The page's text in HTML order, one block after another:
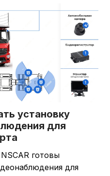
установку
для
готовы
для